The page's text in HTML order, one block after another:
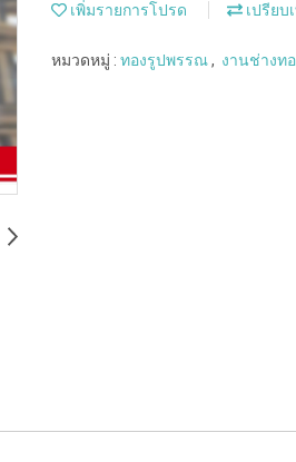
เพิ่มรายการโปรด เปรียบ
หมวดหมู่ : ทองรูปพรรณ, งานช่างท